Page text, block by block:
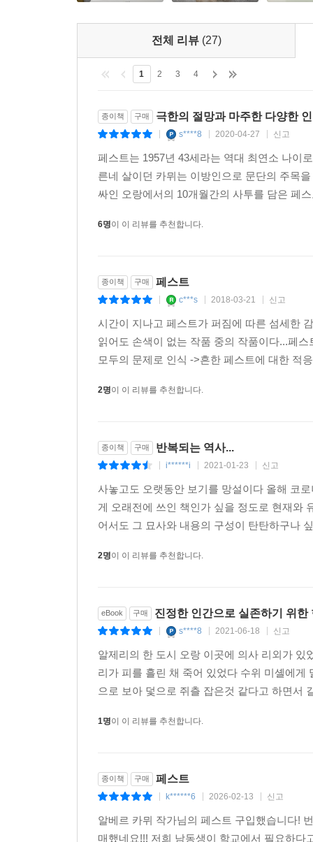
시민은 서로에게 페스트이며 가해자”가 된다.
폭로한다.
카뮈의 또다른 대표작『이방인』의 주인공 뫼
않고, 각자의 자리에서 성실하게 서로가 서로에
주제를 대표하는 소설이라면,『페스트』는 반항
카뮈는 절망적이고 혐오스러운 상황에서도 희망
인간들 간의 연대의식이 중요하다는 점을 강조
겉으로는 견고해 보이지만 언제든 무너질
당신은 하나의 모범이었습니다. 당신은 당신의
있었기 때문입니다. _사르트르가 카뮈에게 보낸 편
자신은 그토록 벗어나기를 원했을 초석 위에 알
동시에 나는 이 해석을 존재 전반에 대한 개념으
1957년 노벨문학상 수상
1947년 비평가상 수상
옵서버 선정 ‘가장 위대한 소설 100’
서울대학교 선정 ‘고전 200선’
국립중앙도서관 선정 ‘청소년 권장 도서 50선’
전체 리뷰 (27)
1 2 3 4
종이책 구매 극한의 절망과 마주한 다양한
s****8 2020-04-27 신고
페스트는 1957년 43세라는 역대 최연소 나이
른네 살이던 카뮈는 이방인으로 문단의 주목
싸인 오랑에서의 10개월간의 사투를 담은 페
6명이 이 리뷰를 추천합니다.
종이책 구매 페스트
c***s 2018-03-21 신고
시간이 지나고 페스트가 퍼짐에 따른 섬세한
읽어도 손색이 없는 작품 중의 작품이다...페
모두의 문제로 인식 ->흔한 페스트에 대한 적
2명이 이 리뷰를 추천합니다.
종이책 구매 반복되는 역사...
i******i 2021-01-23 신고
사놓고도 오랫동안 보기를 망설이다 올해 코
게 오래전에 쓰인 책인가 싶을 정도로 현재와
어서도 그 묘사와 내용의 구성이 탄탄하구나
2명이 이 리뷰를 추천합니다.
eBook 구매 진정한 인간으로 실존하기 위한
s****8 2021-06-18 신고
알제리의 한 도시 오랑 이곳에 의사 리외가
리가 피를 흘린 채 죽어 있었다 수위 미셸에
으로 보아 덫으로 쥐츨 잡은것 같다고 하면서
1명이 이 리뷰를 추천합니다.
종이책 구매 페스트
k******6 2026-02-13 신고
알베르 카뮈 작가님의 페스트 구입했습니다!
매했네요!!! 저희 남동생이 학교에서 필요하